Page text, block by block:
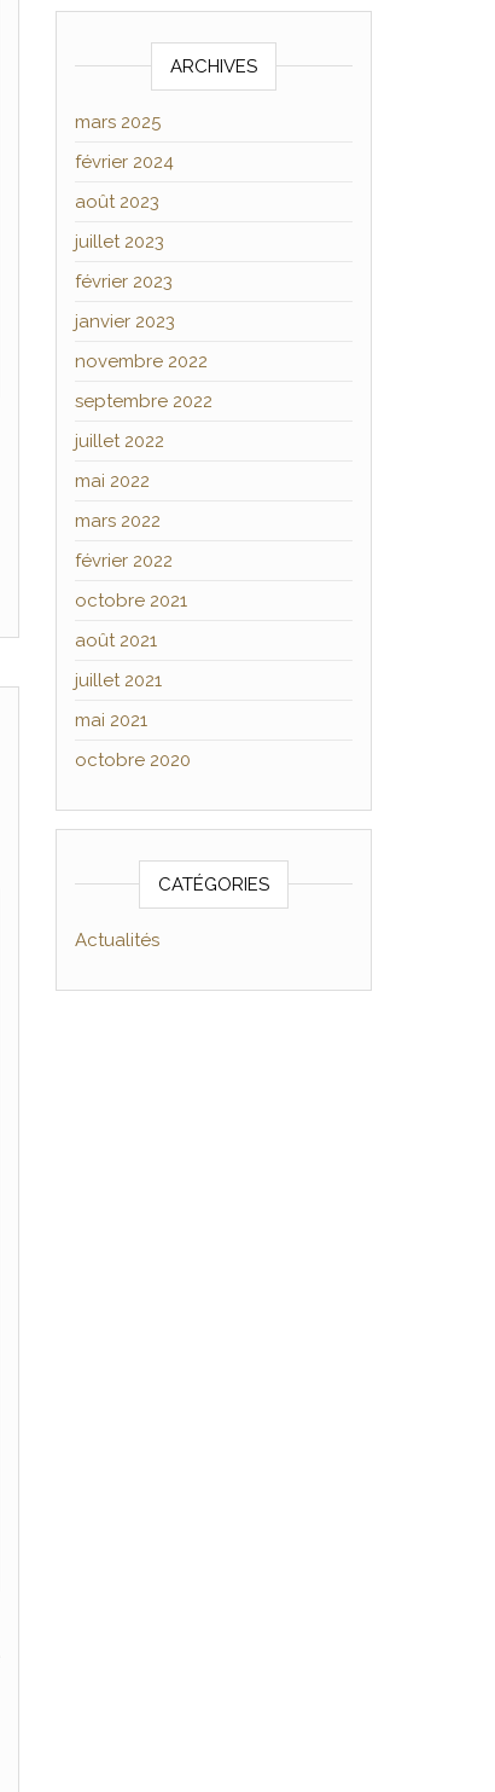
ARCHIVES
mars 2025
février 2024
août 2023
juillet 2023
février 2023
janvier 2023
novembre 2022
septembre 2022
juillet 2022
mai 2022
mars 2022
février 2022
octobre 2021
août 2021
juillet 2021
mai 2021
octobre 2020
CATÉGORIES
Actualités